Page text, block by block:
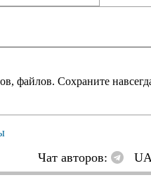
файлов. Сохраните
Чат авторов: